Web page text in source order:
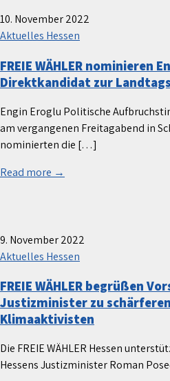
10. November 2022
Aktuelles Hessen
FREIE WÄHLER nominieren
Direktkandidat zur
Engin Eroglu Politische
am vergangenen Freitagabend in
nominierten die […]
Read more →
9. November 2022
Aktuelles Hessen
FREIE WÄHLER begrüßen
Justizminister zu
Klimaaktivisten
Die FREIE WÄHLER Hessen
Hessens Justizminister Roman